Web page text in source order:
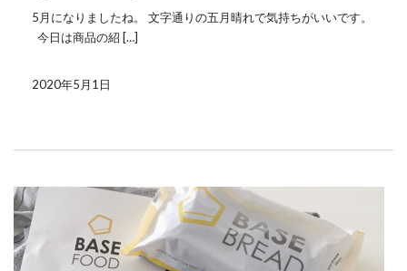
5月になりましたね。 文字通りの五月晴れで気持ちがいいです。
今日は商品の紹 […]
2020年5月1日